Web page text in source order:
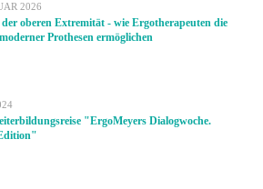
2026
oberen Extremität - wie Ergotherapeuten die
Prothesen ermöglichen
"ErgoMeyers Dialogwoche.